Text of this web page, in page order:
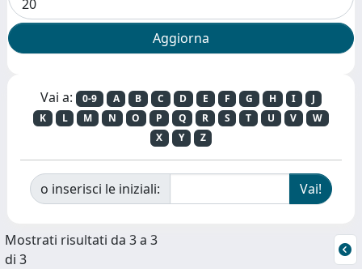
Vai a: 0-9 A B C D E F G H I
J
K
L M N O P Q R S T U V
W
X
Y Z
o inserisci le iniziali:
Mostrati risultati da 3 a 3
di 3